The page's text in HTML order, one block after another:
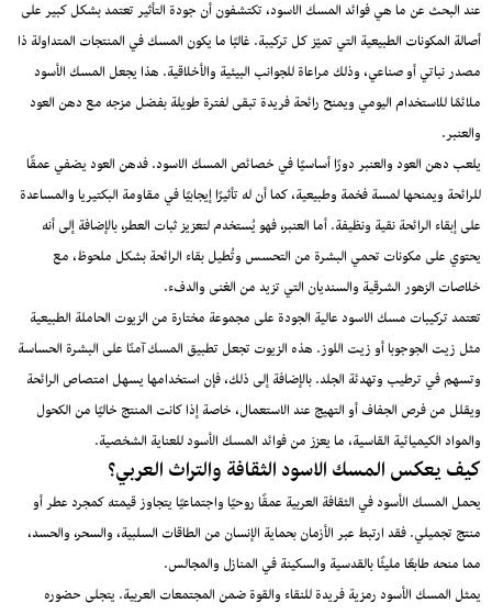
عند البحث عن ما هي فوائد المسك الاسود، تكتشفون أن جودة التأثير تعتمد بشكل كبير على
أصالة المكونات الطبيعية التي تميّز كل تركيبة. غالبًا ما يكون المسك في المنتجات المتداولة ذا
مصدر نباتي أو صناعي، وذلك مراعاة للجوانب البيئية والأخلاقية. هذا يجعل المسك الأسود
ملائمًا للاستخدام اليومي ويمنح رائحة فريدة تبقى لفترة طويلة بفضل مزجه مع دهن العود
والعنبر.
يلعب دهن العود والعنبر دورًا أساسيًا في خصائص المسك الاسود. فدهن العود يضفي عمقًا
للرائحة ويمنحها لمسة فخمة وطبيعية، كما أن له تأثيرًا إيجابيًا في مقاومة البكتيريا والمساعدة
على إبقاء الرائحة نقية ونظيفة. أما العنبر، فهو يُستخدم لتعزيز ثبات العطر، بالإضافة إلى أنه
يحتوي على مكونات تحمي البشرة من التحسس وتُطيل بقاء الرائحة بشكل ملحوظ، مع
خلاصات الزهور الشرقية والسنديان التي تزيد من الغنى والدفء.
تعتمد تركيبات مسك الاسود عالية الجودة على مجموعة مختارة من الزيوت الحاملة الطبيعية
مثل زيت الجوجوبا أو زيت اللوز. هذه الزيوت تجعل تطبيق المسك آمنًا على البشرة الحساسة
وتسهم في ترطيب وتهدئة الجلد. بالإضافة إلى ذلك، فإن استخدامها يسهل امتصاص الرائحة
ويقلل من فرص الجفاف أو التهيج عند الاستعمال، خاصة إذا كانت المنتج خاليًا من الكحول
والمواد الكيميائية القاسية، ما يعزز من فوائد المسك الأسود للعناية الشخصية.
كيف يعكس المسك الاسود الثقافة والتراث العربي؟
يحمل المسك الأسود في الثقافة العربية عمقًا روحيًا واجتماعيًا يتجاوز قيمته كمجرد عطر أو
منتج تجميلي. فقد ارتبط عبر الأزمان بحماية الإنسان من الطاقات السلبية، والسحر، والحسد،
مما منحه طابعًا مليئًا بالقدسية والسكينة في المنازل والمجالس.
يمثل المسك الأسود رمزية فريدة للنقاء والقوة ضمن المجتمعات العربية. يتجلى حضوره